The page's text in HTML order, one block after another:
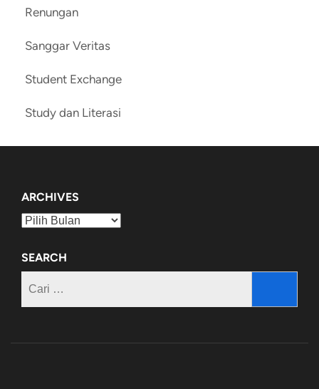
Renungan
Sanggar Veritas
Student Exchange
Study dan Literasi
ARCHIVES
Archives
SEARCH